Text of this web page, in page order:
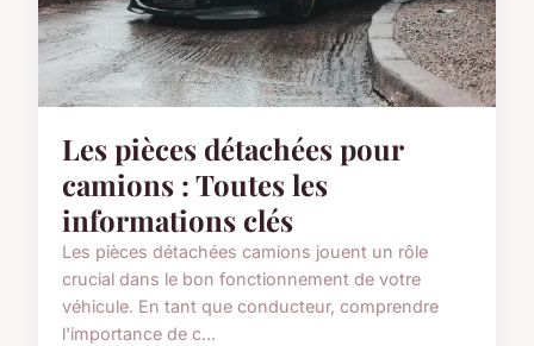
Les pièces détachées pour
camions : Toutes les
informations clés
Les pièces détachées camions jouent un rôle
crucial dans le bon fonctionnement de votre
véhicule. En tant que conducteur, comprendre
l'importance de c...